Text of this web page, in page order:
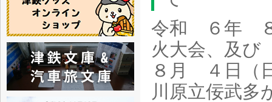
令和 ６年 ８
火大会、及び
８月 ４日（
川原立佞武多